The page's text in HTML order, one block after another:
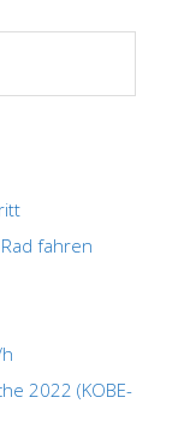
fahren
2022 (KOBE-